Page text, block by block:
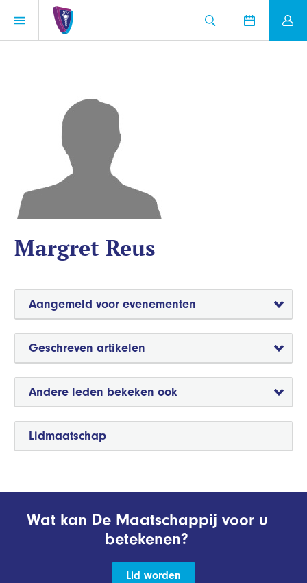
Lidmaatschap
Margret Reus
Aangemeld voor evenementen
Geschreven artikelen
Andere leden bekeken ook
Wat kan De Maatschappij voor u
betekenen?
Lid worden